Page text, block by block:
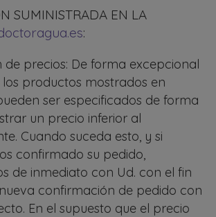
SUMINISTRADA EN LA
:
de precios: De forma excepcional
los productos mostrados en
ser especificados de forma
un precio inferior al
Cuando suceda esto, y si
confirmado su pedido,
de inmediato con Ud. con el fin
confirmación de pedido con
En el supuesto que el precio